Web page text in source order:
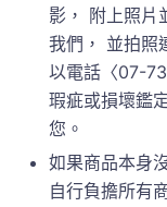
影， 附上照片
我們， 並拍照
以電話〈07-
瑕疵或損壞鑑
您。
如果商品本身
自行負擔所有